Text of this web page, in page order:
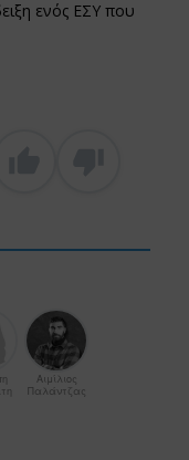
ενός ΕΣΥ που
Αιμίλιος
Παλάντζας